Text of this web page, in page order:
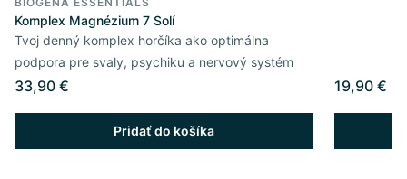
Komplex Magnézium 7 Solí
Tvoj denný komplex horčíka ako optimálna
podpora pre svaly, psychiku a nervový systém
33,90 €
Pridať do košíka
19,90 €